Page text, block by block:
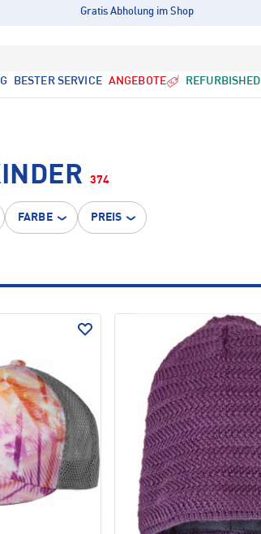
Gratis Abholung im Shop
BESTER SERVICE ANGEBOTE REFURBISHED
374
FARBE PREIS